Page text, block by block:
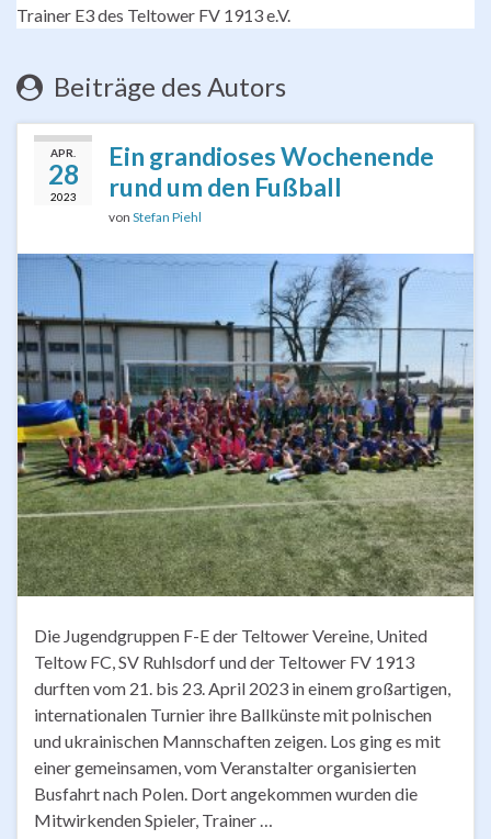
Trainer E3 des Teltower FV 1913 e.V.
Beiträge des Autors
APR.
28
2023
Ein grandioses Wochenende
rund um den Fußball
von Stefan Piehl
Die Jugendgruppen F-E der Teltower Vereine, United
Teltow FC, SV Ruhlsdorf und der Teltower FV 1913
durften vom 21. bis 23. April 2023 in einem großartigen,
internationalen Turnier ihre Ballkünste mit polnischen
und ukrainischen Mannschaften zeigen. Los ging es mit
einer gemeinsamen, vom Veranstalter organisierten
Busfahrt nach Polen. Dort angekommen wurden die
Mitwirkenden Spieler, Trainer …